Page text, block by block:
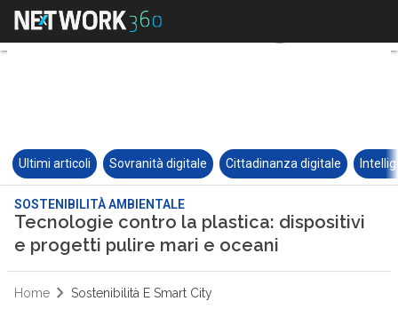
Ultimi articoli Sovranità digitale Cittadinanza digitale
SOSTENIBILITÀ AMBIENTALE
Tecnologie contro la plastica: dispositivi
e progetti pulire mari e oceani
Home Sostenibilità E Smart City